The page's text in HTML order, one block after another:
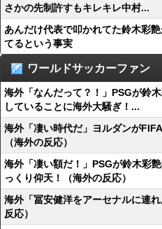
さかの先制許すもキレキレ中村...
あんだけ代表で叩かれてた鈴木彩
てるという事実
ワールドサッカーファン
海外「なんだって？！」PSGが鈴
していることに海外大騒ぎ！...
海外「凄い時代だ」ヨルダンが
（海外の反応）
海外「凄い額だ！」PSGが鈴木彩
っくり仰天！（海外の反応）
海外「冨安健洋をアーセナルに連
反応）